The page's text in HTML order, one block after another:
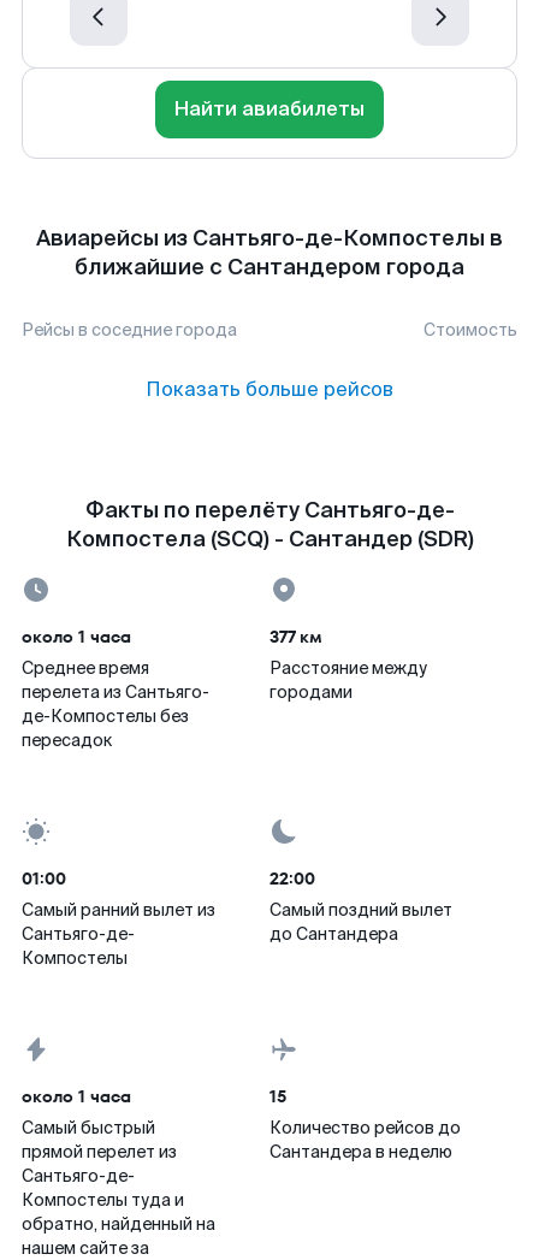
Найти авиабилеты
Авиарейсы из Сантьяго-де-Компостелы в
ближайшие с Сантандером города
Рейсы в соседние города Стоимость
Показать больше рейсов
Факты по перелёту Сантьяго-де-
Компостела (SCQ) - Сантандер (SDR)
около 1 часа
Среднее время
перелета из Сантьяго-
де-Компостелы без
пересадок
377 км
Расстояние между
городами
01:00
Самый ранний вылет из
Сантьяго-де-
Компостелы
22:00
Самый поздний вылет
до Сантандера
около 1 часа
Самый быстрый
прямой перелет из
Сантьяго-де-
Компостелы туда и
обратно, найденный на
нашем сайте за
15
Количество рейсов до
Сантандера в неделю